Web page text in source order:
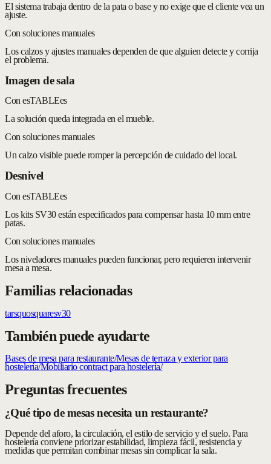
El sistema trabaja dentro de la pata o base y no exige que el cliente vea un
ajuste.
Con soluciones manuales
Los calzos y ajustes manuales dependen de que alguien detecte y corrija
el problema.
Imagen de sala
Con esTABLEes
La solución queda integrada en el mueble.
Con soluciones manuales
Un calzo visible puede romper la percepción de cuidado del local.
Desnivel
Con esTABLEes
Los kits SV30 están especificados para compensar hasta 10 mm entre
patas.
Con soluciones manuales
Los niveladores manuales pueden funcionar, pero requieren intervenir
mesa a mesa.
Familias relacionadas
tarsquosquaresv30
También puede ayudarte
Bases de mesa para restaurante/Mesas de terraza y exterior para
hostelería/Mobiliario contract para hostelería/
Preguntas frecuentes
¿Qué tipo de mesas necesita un restaurante?
Depende del aforo, la circulación, el estilo de servicio y el suelo. Para
hostelería conviene priorizar estabilidad, limpieza fácil, resistencia y
medidas que permitan combinar mesas sin complicar la sala.